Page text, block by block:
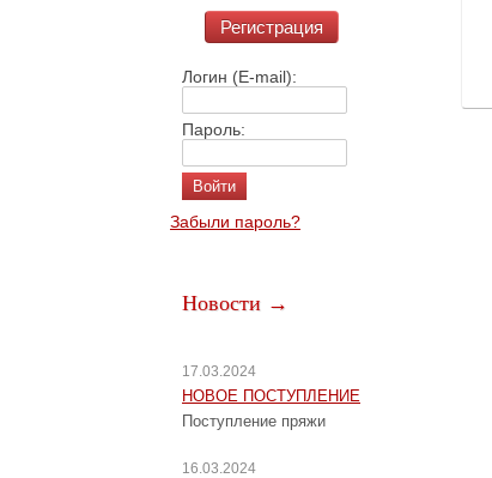
Регистрация
Логин (E-mail):
Пароль:
Забыли пароль?
Новости →
17.03.2024
НОВОЕ ПОСТУПЛЕНИЕ
Поступление пряжи
16.03.2024